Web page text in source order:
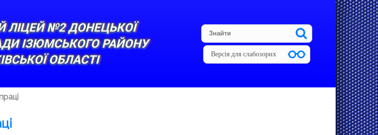
ЛІЦЕЙ №2 ДОНЕЦЬКОЇ
ІЗЮМСЬКОГО РАЙОНУ
ОБЛАСТІ
Версія для слабозорих